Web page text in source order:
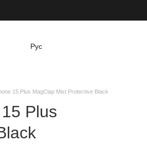
Рус
15 Plus MagClap Mist Protective Black
Plus